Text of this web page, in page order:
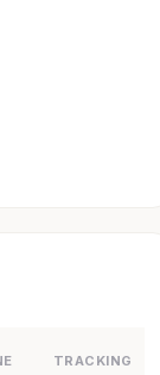
TRACKING